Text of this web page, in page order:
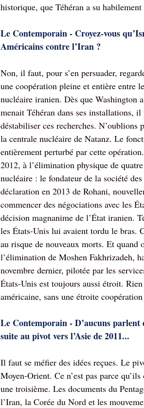
historique, que Téhéran a su
Le Contemporain - Croyez-vous
Américains contre l’Iran ?
Non, il faut, pour s’en persuader,
une coopération pleine et entière entre
nucléaire iranien. Dès que Washington
menait Téhéran dans ses installations,
déstabiliser ces recherches.
la centrale nucléaire de Natanz. Le
entièrement perturbé par cette
2012, à l’élimination physique de
nucléaire : le fondateur de la société
déclaration en 2013 de Rohani,
commencer des négociations avec les
décision magnanime de l’État iranien.
les États-Unis lui avaient tordu le bras.
au risque de nouveaux morts. Et quand
l’élimination de Moshen Fakhrizadeh,
novembre dernier, pilotée par les
États-Unis est toujours aussi étroit.
américaine, sans une étroite
Le Contemporain - D’aucuns
suite au pivot vers l’Asie de 2011...
Il faut se méfier des idées reçues. Le
Moyen-Orient. Ce n’est pas parce
une troisième. Les documents du
l’Iran, la Corée du Nord et les